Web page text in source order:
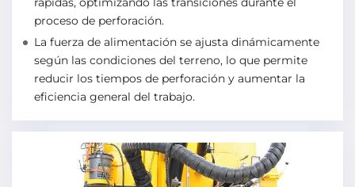
proceso de perforación.
La fuerza de alimentación se ajusta dinámicamente
según las condiciones del terreno, lo que permite
reducir los tiempos de perforación y aumentar la
eficiencia general del trabajo.